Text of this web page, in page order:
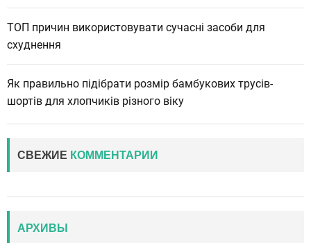
ТОП причин використовувати сучасні засоби для
схуднення
Як правильно підібрати розмір бамбукових трусів-
шортів для хлопчиків різного віку
СВЕЖИЕ КОММЕНТАРИИ
АРХИВЫ